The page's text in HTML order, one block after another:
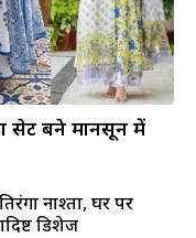
सेट बने मानसून में
नाश्ता, घर पर
डिशेज